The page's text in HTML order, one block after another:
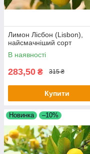
Лимон Лісбон (Lisbon),
найсмачніший сорт
В наявності
283,50 ₴ 315 ₴
Купити
Новинка –10%